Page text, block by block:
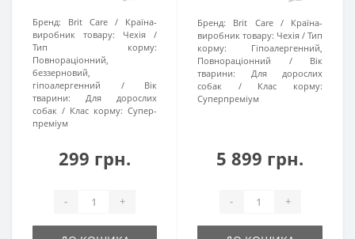
Бренд: Brit Care
Країна-
виробник товару:
Чехія
Тип корму:
Повнораціонний,
беззерновий,
гіпоалергенний
Вік
тварини:
Для дорослих
собак
Клас корму: Супер-
преміум
299 грн.
- +
Бренд: Brit Care
Країна-
виробник товару: Чехія
Тип
корму:
Гіпоалергенний,
Повнораціонний
Вік
тварини:
Для дорослих
собак
Клас корму:
Суперпреміум
5 899 грн.
- +